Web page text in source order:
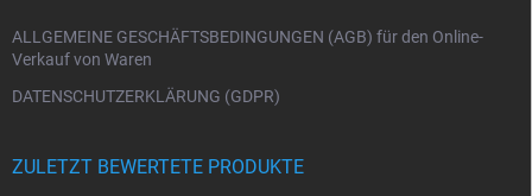
ALLGEMEINE GESCHÄFTSBEDINGUNGEN (AGB) für den Online-
Verkauf von Waren
DATENSCHUTZERKLÄRUNG (GDPR)
ZULETZT BEWERTETE PRODUKTE